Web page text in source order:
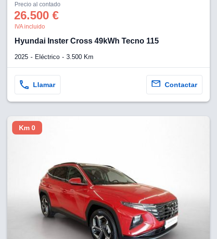
Precio al contado
26.500 €
IVA incluido
Hyundai Inster Cross 49kWh Tecno 115
2025 Eléctrico 3.500 Km
Llamar Contactar
Km 0